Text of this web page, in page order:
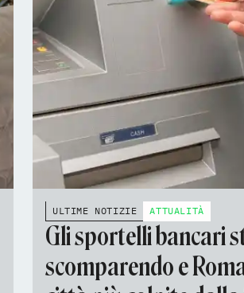
ULTIME NOTIZIE ATTUALITÀ
Gli sportelli bancari
scomparendo e